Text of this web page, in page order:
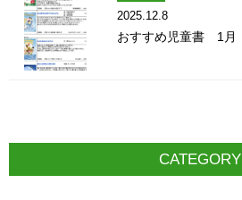
2025.12.8
おすすめ児童書 1月
CATEGORY